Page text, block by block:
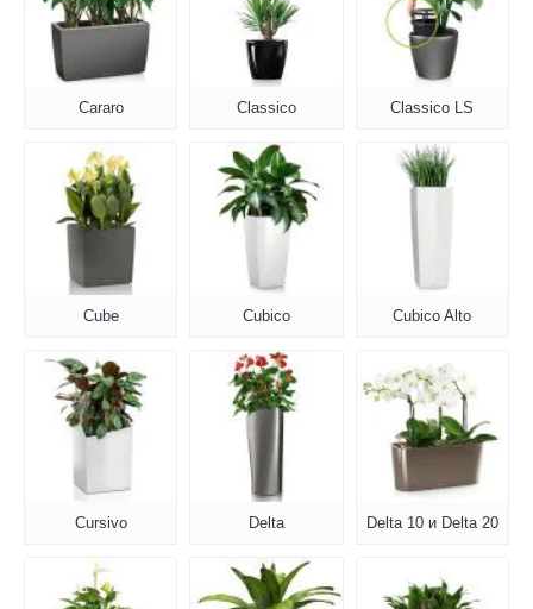
Cararo Classico Classico LS
Cube Cubico Cubico Alto
Cursivo Delta Delta 10 и Delta 20